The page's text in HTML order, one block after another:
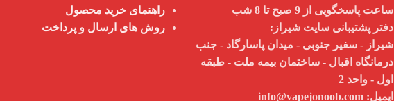
ساعت پاسخگویی از 9 صبح تا 8 شب
دفتر پشتیبانی سایت شیراز:
شیراز - سفیر جنوبی - میدان پاسارگاد - جنب
درمانگاه اقبال - ساختمان بیمه ملت - طبقه
اول - واحد 2
ایمیل:
راهنمای خرید محصول
روش های ارسال و پرداخت